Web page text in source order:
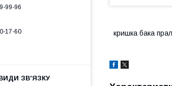
кришка бака
99-96
17-60